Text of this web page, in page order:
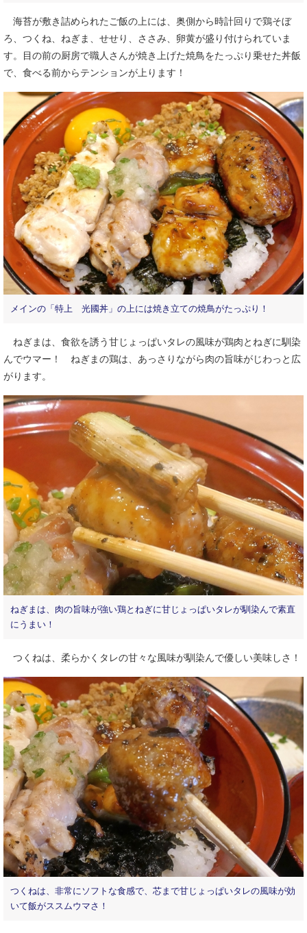
海苔が敷き詰められたご飯の上には、奥側から時計回りで鶏そぼ
ろ、つくね、ねぎま、せせり、ささみ、卵黄が盛り付けられていま
す。目の前の厨房で職人さんが焼き上げた焼鳥をたっぷり乗せた丼飯
で、食べる前からテンションが上ります！
メインの「特上 光國丼」の上には焼き立ての焼鳥がたっぷり！
ねぎまは、食欲を誘う甘じょっぱいタレの風味が鶏肉とねぎに馴染
んでウマー！ ねぎまの鶏は、あっさりながら肉の旨味がじわっと広
がります。
ねぎまは、肉の旨味が強い鶏とねぎに甘じょっぱいタレが馴染んで素直
にうまい！
つくねは、柔らかくタレの甘々な風味が馴染んで優しい美味しさ！
つくねは、非常にソフトな食感で、芯まで甘じょっぱいタレの風味が効
いて飯がススムウマさ！